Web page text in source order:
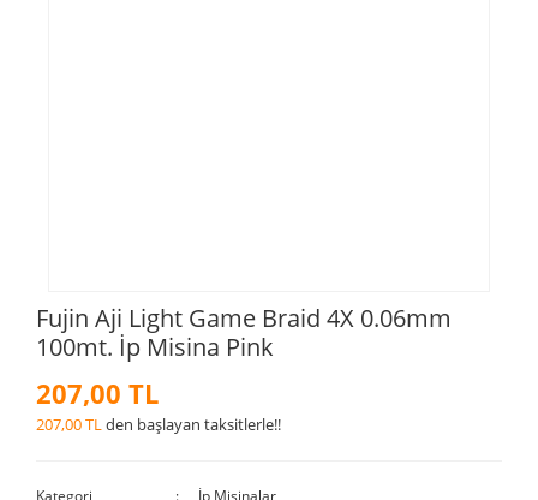
Fujin Aji Light Game Braid 4X 0.06mm
100mt. İp Misina Pink
207,00 TL
207,00 TLden başlayan taksitlerle!!
Kategori
İp Misinalar